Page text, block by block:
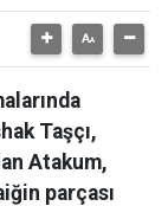
Taşçı,
Atakum,
parçası